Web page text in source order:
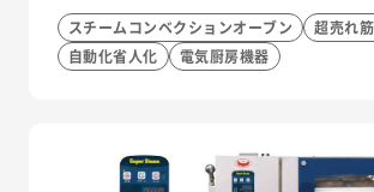
スチームコンベクションオーブン
超売れ
自動化省人化
電気厨房機器